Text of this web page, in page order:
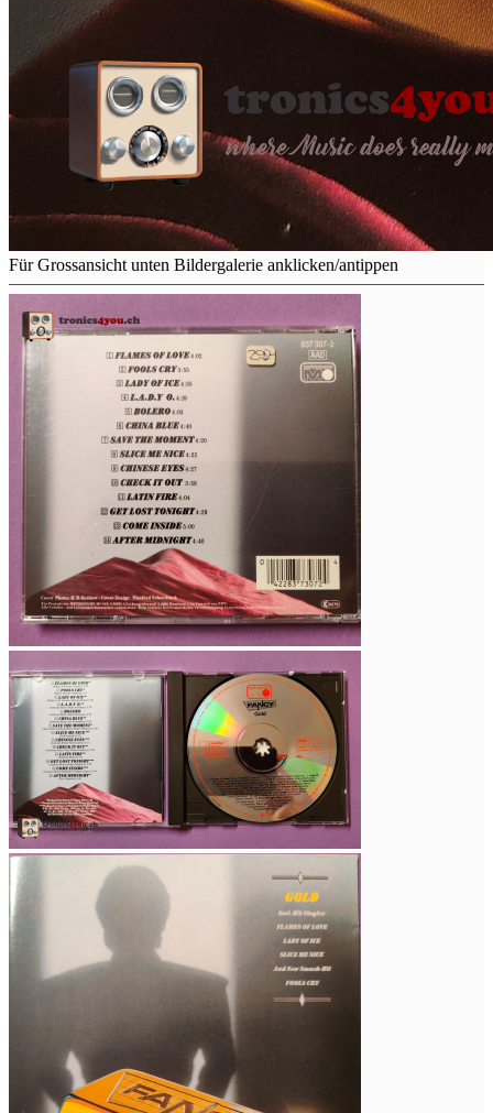
Für Grossansicht unten Bildergalerie anklicken/antippen